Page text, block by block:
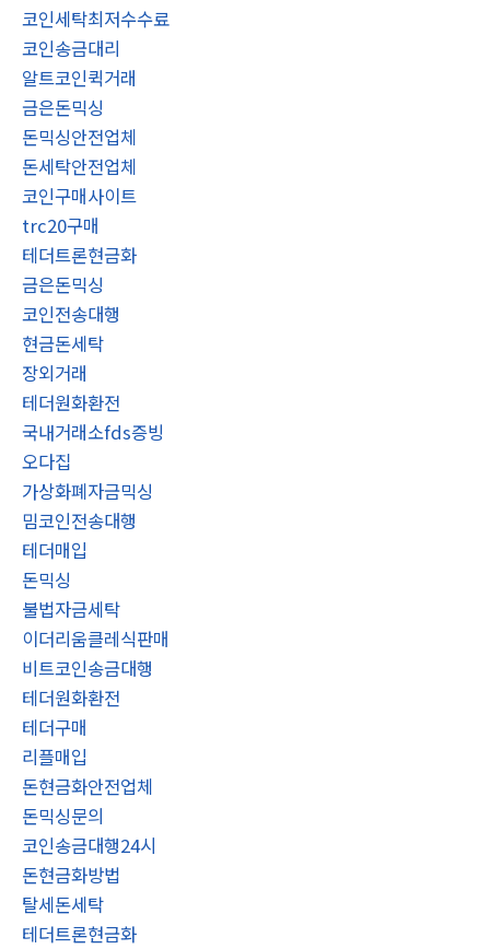
코인세탁최저수수료
코인송금대리
알트코인퀵거래
금은돈믹싱
돈믹싱안전업체
돈세탁안전업체
코인구매사이트
trc20구매
테더트론현금화
금은돈믹싱
코인전송대행
현금돈세탁
장외거래
테더원화환전
국내거래소fds증빙
오다집
가상화폐자금믹싱
밈코인전송대행
테더매입
돈믹싱
불법자금세탁
이더리움클레식판매
비트코인송금대행
테더원화환전
테더구매
리플매입
돈현금화안전업체
돈믹싱문의
코인송금대행24시
돈현금화방법
탈세돈세탁
테더트론현금화